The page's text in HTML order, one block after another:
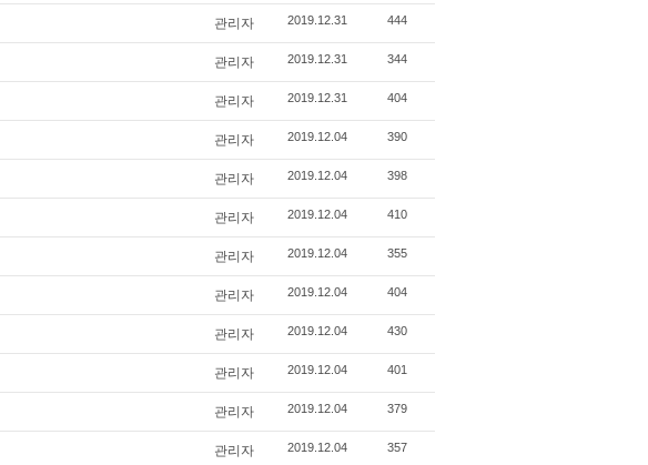
관리자 2019.12.31 444
관리자 2019.12.31 344
관리자 2019.12.31 404
관리자 2019.12.04 390
관리자 2019.12.04 398
관리자 2019.12.04 410
관리자 2019.12.04 355
관리자 2019.12.04 404
관리자 2019.12.04 430
관리자 2019.12.04 401
관리자 2019.12.04 379
관리자 2019.12.04 357